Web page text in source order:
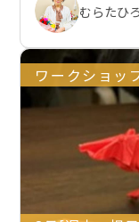
むらたひ
ワークショッ